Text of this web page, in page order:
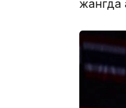
жангда